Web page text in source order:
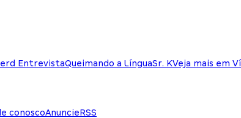
EntrevistaQueimando a LínguaSr. KVeja mais em
conoscoAnuncieRSS